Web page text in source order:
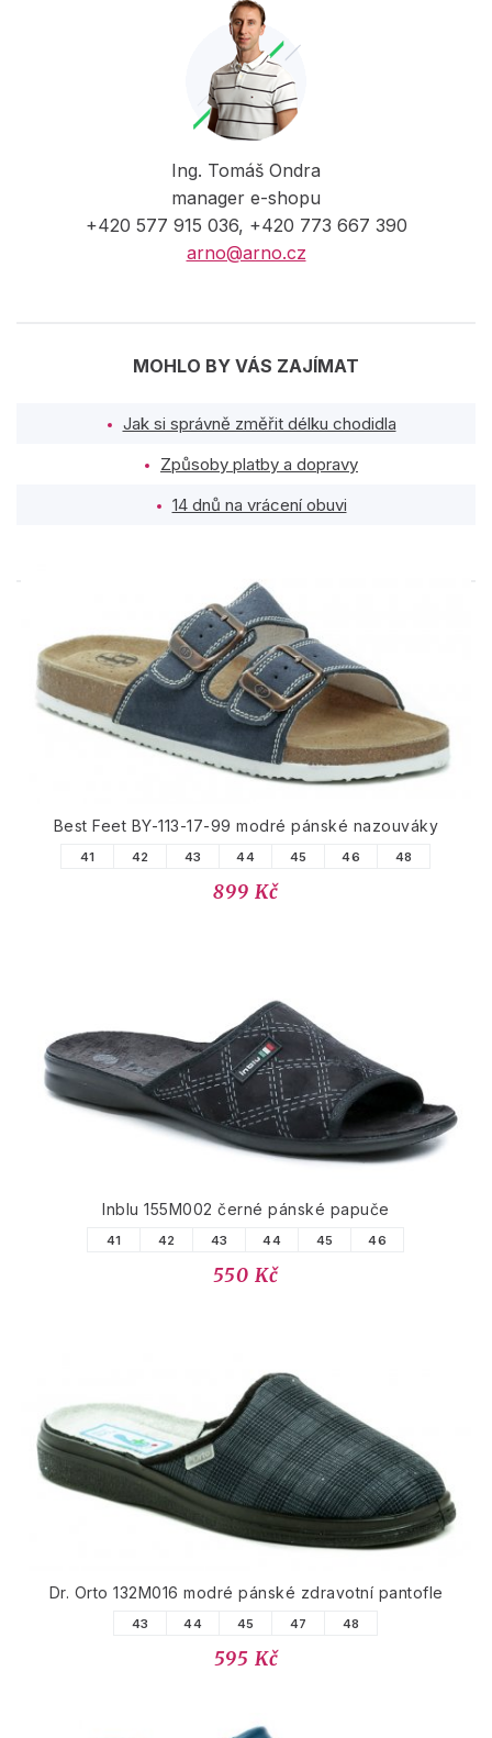
Ing. Tomáš Ondra
manager e-shopu
+420 577 915 036, +420 773 667 390
arno@arno.cz
MOHLO BY VÁS ZAJÍMAT
Jak si správně změřit délku chodidla
Způsoby platby a dopravy
14 dnů na vrácení obuvi
PODOBNÉ PRODUKTY
Best Feet BY-113-17-99 modré pánské nazouváky
41 42 43 44 45 46 48
899 Kč
Inblu 155M002 černé pánské papuče
41 42 43 44 45 46
550 Kč
Dr. Orto 132M016 modré pánské zdravotní pantofle
43 44 45 47 48
595 Kč